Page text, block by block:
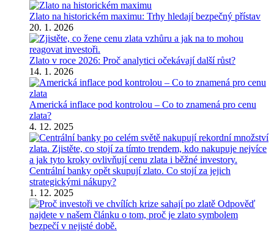
Zlato na historickém maximu: Trhy hledají bezpečný přístav
20. 1. 2026
Zlato v roce 2026: Proč analytici očekávají další růst?
14. 1. 2026
Americká inflace pod kontrolou – Co to znamená pro cenu
zlata?
4. 12. 2025
Centrální banky opět skupují zlato. Co stojí za jejich
strategickými nákupy?
1. 12. 2025